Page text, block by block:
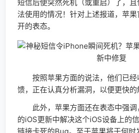
短信后便突然死机（或重启）了，
法使用的情况！针对上述报道，苹
开的表态。
按照苹果方面的说法，他们已经
馈，正在认真分析漏洞，以便更快的
此外，苹果方面还在表态中强调
的iOS更新中解决这个iOS设备上的